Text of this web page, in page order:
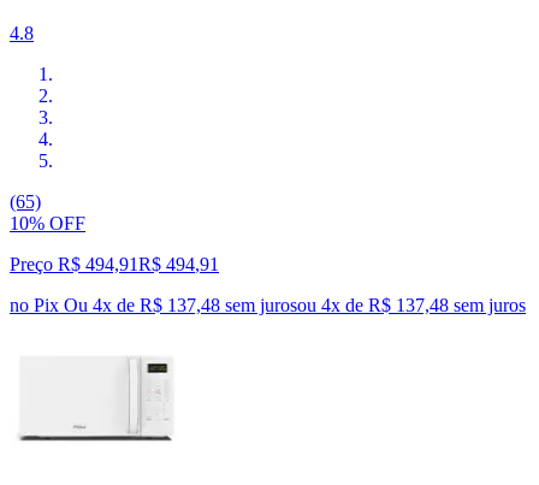
4.8
(65)
10% OFF
Preço R$ 494,91R$ 494,91
no Pix Ou 4x de R$ 137,48 sem jurosou 4x de R$ 137,48 sem juros